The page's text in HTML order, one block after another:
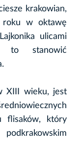
krakowian,
roku w oktawę
ulicami
to stanowić
XIII wieku, jest
flisaków, który